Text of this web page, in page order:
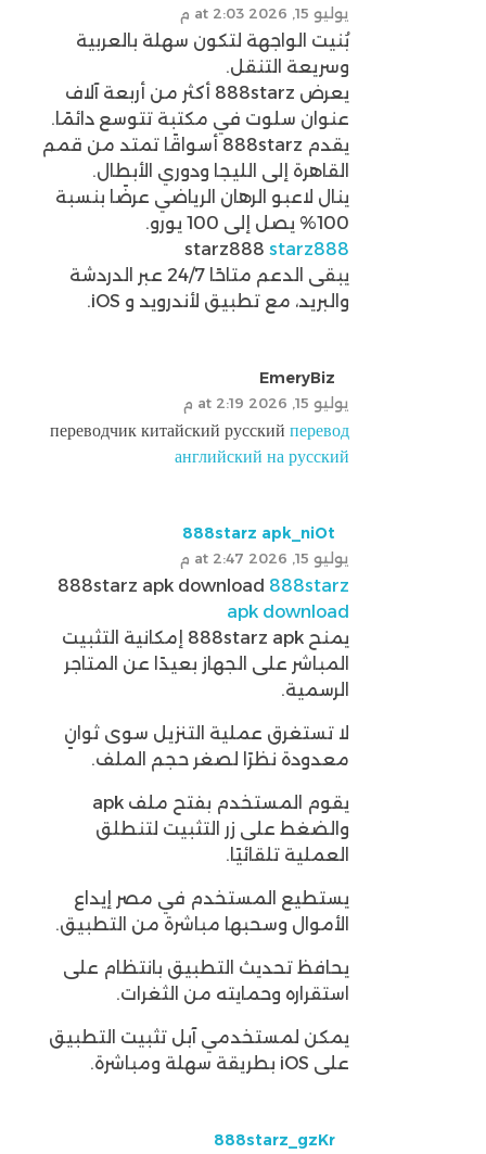
يوليو 15, 2026 at 2:03 م
بُنيت الواجهة لتكون سهلة بالعربية
وسريعة التنقل.
يعرض 888starz أكثر من أربعة آلاف
عنوان سلوت في مكتبة تتوسع دائمًا.
يقدم 888starz أسواقًا تمتد من قمم
القاهرة إلى الليجا ودوري الأبطال.
ينال لاعبو الرهان الرياضي عرضًا بنسبة
100% يصل إلى 100 يورو.
starz888 starz888
يبقى الدعم متاحًا 24/7 عبر الدردشة
والبريد، مع تطبيق لأندرويد و iOS.
EmeryBiz
يوليو 15, 2026 at 2:19 م
переводчик китайский русский перевод
английский на русский
888starz apk_niOt
يوليو 15, 2026 at 2:47 م
888starz apk download 888starz
apk download
يمنح 888starz apk إمكانية التثبيت
المباشر على الجهاز بعيدًا عن المتاجر
الرسمية.
لا تستغرق عملية التنزيل سوى ثوانٍ
معدودة نظرًا لصغر حجم الملف.
يقوم المستخدم بفتح ملف apk
والضغط على زر التثبيت لتنطلق
العملية تلقائيًا.
يستطيع المستخدم في مصر إيداع
الأموال وسحبها مباشرة من التطبيق.
يحافظ تحديث التطبيق بانتظام على
استقراره وحمايته من الثغرات.
يمكن لمستخدمي آبل تثبيت التطبيق
على iOS بطريقة سهلة ومباشرة.
888starz_gzKr